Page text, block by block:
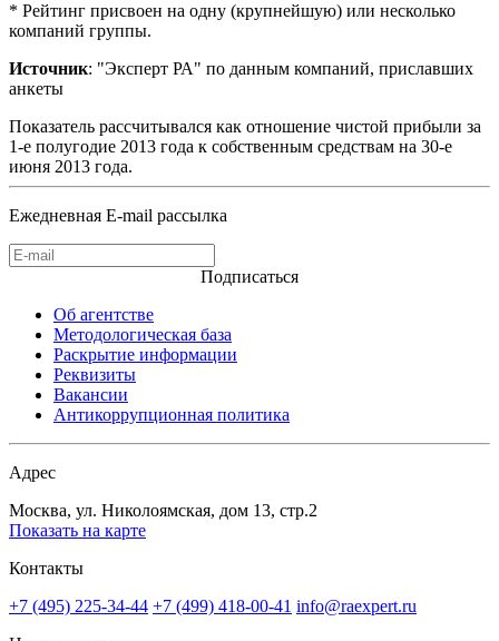
* Рейтинг присвоен на одну (крупнейшую) или несколько
компаний группы.
Источник: "Эксперт РА" по данным компаний, приславших
анкеты
Показатель рассчитывался как отношение чистой прибыли за
1-е полугодие 2013 года к собственным средствам на 30-е
июня 2013 года.
Ежедневная E-mail рассылка
Подписаться
Об агентстве
Методологическая база
Раскрытие информации
Реквизиты
Вакансии
Антикоррупционная политика
Адрес
Москва, ул. Николоямская, дом 13, стр.2
Показать на карте
Контакты
+7 (495) 225-34-44 +7 (499) 418-00-41 info@raexpert.ru